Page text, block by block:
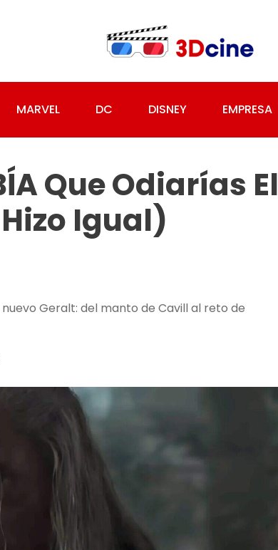
MARVEL DC DISNEY EMPRESA
Que Odiarías El
Igual)
Geralt: del manto de Cavill al reto de